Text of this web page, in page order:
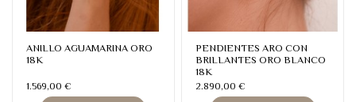
ANILLO AGUAMARINA ORO
18K
1.569,00 €
PENDIENTES ARO CON
BRILLANTES ORO BLANCO
18K
2.890,00 €